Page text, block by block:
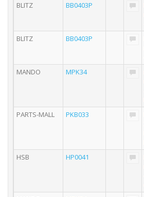
BLITZ
BB0403P
BLITZ
BB0403P
MANDO
MPK34
PARTS-MALL
PKB033
HSB
HP0041